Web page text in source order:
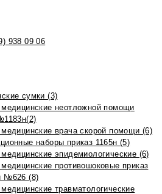
938 09 06
сумки (3)
медицинские неотложной помощи
врача скорой помощи (6)
наборы приказ 1165н (5)
эпидемиологические (6)
противошоковые приказ
№626 (8)
травматологические